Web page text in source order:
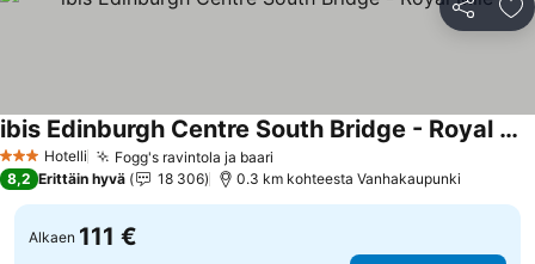
Jaa
3 Tähtiluokitus
Hotelli Fogg's ravintola ja baari
ibis Edinburgh Centre South Bridge - Royal Mile
8,2 Erittäin hyvä 18 306 0.3 km kohteesta Vanhakaupunki
Alkaen 111 €